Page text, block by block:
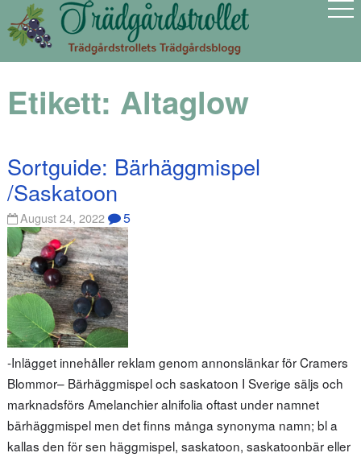
Etikett: Altaglow
Sortguide: Bärhäggmispel
/Saskatoon
August 24, 2022 5
-Inlägget innehåller reklam genom annonslänkar för Cramers
Blommor– Bärhäggmispel och saskatoon I Sverige säljs och
marknadsförs Amelanchier alnifolia oftast under namnet
bärhäggmispel men det finns många synonyma namn; bl a
kallas den för sen häggmispel, saskatoon, saskatoonbär eller